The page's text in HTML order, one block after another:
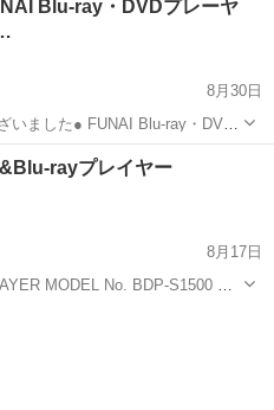
ーヤ
8月30日
Blu-ray・DVD
き フナイ ブルーレイ 中古
品 ※注意喚起※ 自社の商品が詐欺に使われております 本日は自...
像プレーヤー、レコーダー
rayプレイヤー
8月17日
MODEL No. BDP-S1500 引